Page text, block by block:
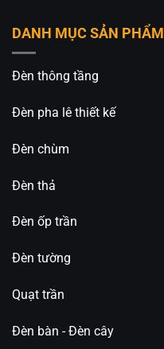
DANH MỤC SẢN PHẨM
Đèn thông tầng
Đèn pha lê thiết kế
Đèn chùm
Đèn thả
Đèn ốp trần
Đèn tường
Quạt trần
Đèn bàn - Đèn cây